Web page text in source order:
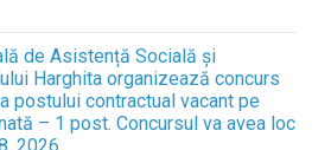
de Asistență Socială și
Harghita organizează concurs
postului contractual vacant pe
– 1 post. Concursul va avea loc